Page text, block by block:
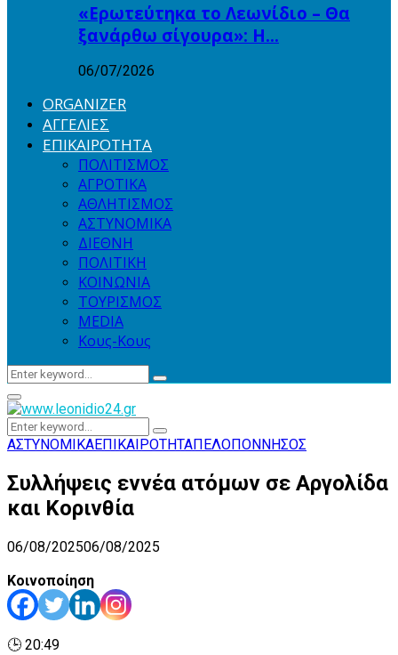
«Ερωτεύτηκα το Λεωνίδιο – Θα
ξανάρθω σίγουρα»: Η…
06/07/2026
ORGANIZER
ΑΓΓΕΛΙΕΣ
ΕΠΙΚΑΙΡΟΤΗΤΑ
ΠΟΛΙΤΙΣΜΟΣ
ΑΓΡΟΤΙΚΑ
ΑΘΛΗΤΙΣΜΟΣ
ΑΣΤΥΝΟΜΙΚΑ
ΔΙΕΘΝΗ
ΠΟΛΙΤΙΚΗ
ΚΟΙΝΩΝΙΑ
ΤΟΥΡΙΣΜΟΣ
MEDIA
Κους-Κους
Search
Search
Primary
Menu
Search
for:
Search
ΑΣΤΥΝΟΜΙΚΑΕΠΙΚΑΙΡΟΤΗΤΑΠΕΛΟΠΟΝΝΗΣΟΣ
Συλλήψεις εννέα ατόμων σε Αργολίδα
και Κορινθία
06/08/202506/08/2025
Κοινοποίηση
🕒 20:49